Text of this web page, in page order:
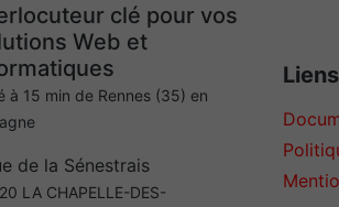
clé pour vos
Web et
à 15 min de Rennes (35) en
de la Sénestrais
LA CHAPELLE-DES-